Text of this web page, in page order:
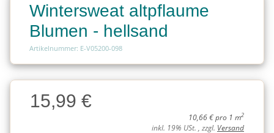
Wintersweat altpflaume
Blumen - hellsand
Artikelnummer: E-V05200-098
Charge
Charge15,99 €
10,66 € pro 1 m2
inkl. 19% USt. , zzgl. Versand